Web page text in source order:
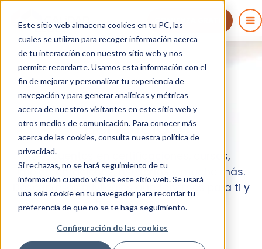
Este sitio web almacena cookies en tu PC, las
cuales se utilizan para recoger información acerca
de tu interacción con nuestro sitio web y nos
permite recordarte. Usamos esta información con el
fin de mejorar y personalizar tu experiencia de
navegación y para generar analíticas y métricas
acerca de nuestros visitantes en este sitio web y
otros medios de comunicación. Para conocer más
acerca de las cookies, consulta nuestra política de
privacidad.
Si rechazas, no se hará seguimiento de tu
información cuando visites este sitio web. Se usará
una sola cookie en tu navegador para recordar tu
preferencia de que no se te haga seguimiento.
Configuración de las cookies
COMIENZA GRATIS
Beneficios
Descuentos en certificaciones, cursos,
implementaciones, asesorías y mucho más.
Descubre los privilegios que tenemos para ti y
tus proyectos.